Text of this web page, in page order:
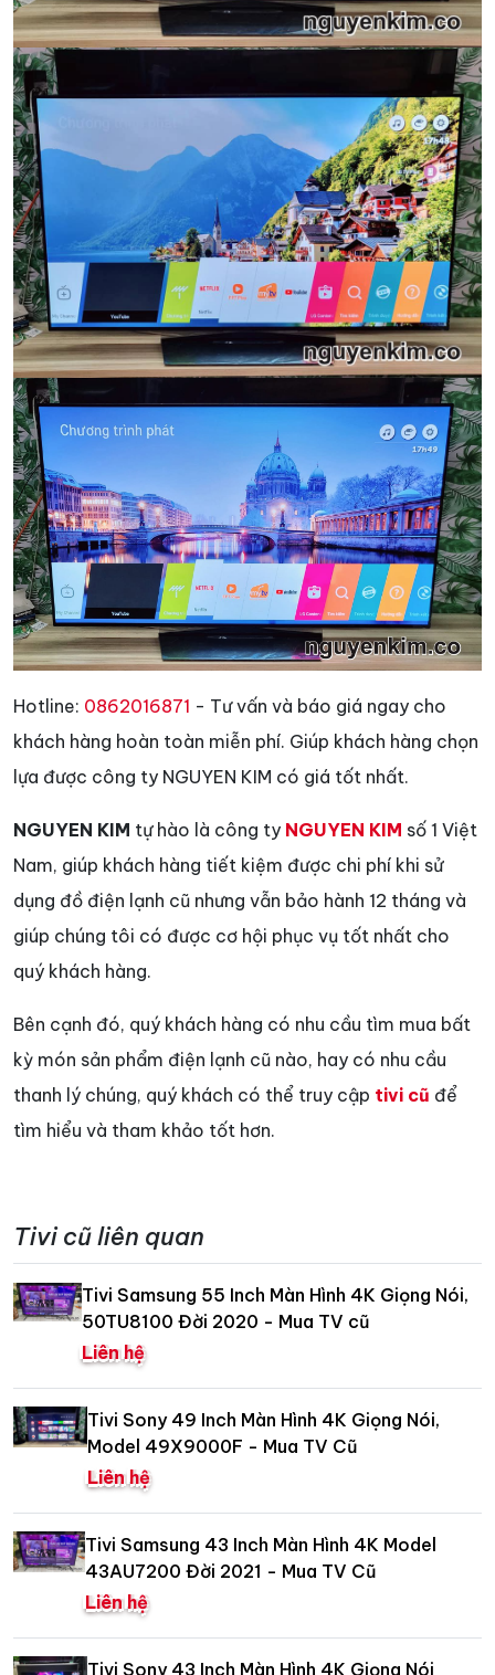
Hotline: 0862016871 - Tư vấn và báo giá ngay cho
khách hàng hoàn toàn miễn phí. Giúp khách hàng chọn
lựa được công ty NGUYEN KIM có giá tốt nhất.
NGUYEN KIM tự hào là công ty NGUYEN KIM số 1 Việt
Nam, giúp khách hàng tiết kiệm được chi phí khi sử
dụng đồ điện lạnh cũ nhưng vẫn bảo hành 12 tháng và
giúp chúng tôi có được cơ hội phục vụ tốt nhất cho
quý khách hàng.
Bên cạnh đó, quý khách hàng có nhu cầu tìm mua bất
kỳ món sản phẩm điện lạnh cũ nào, hay có nhu cầu
thanh lý chúng, quý khách có thể truy cập tivi cũ để
tìm hiểu và tham khảo tốt hơn.
Tivi cũ liên quan
Tivi Samsung 55 Inch Màn Hình 4K Giọng Nói,
50TU8100 Đời 2020 - Mua TV cũ
Liên hệ
Tivi Sony 49 Inch Màn Hình 4K Giọng Nói,
Model 49X9000F - Mua TV Cũ
Liên hệ
Tivi Samsung 43 Inch Màn Hình 4K Model
43AU7200 Đời 2021 - Mua TV Cũ
Liên hệ
Tivi Sony 43 Inch Màn Hình 4K Giọng Nói